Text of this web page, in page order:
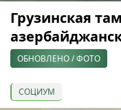
Грузинская
ОБНОВЛЕНО / ФОТО
СОЦИУМ